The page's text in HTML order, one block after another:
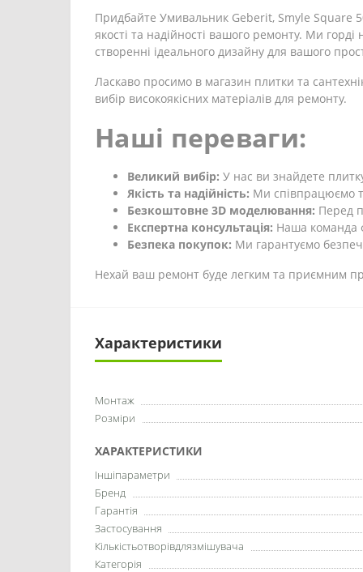
Придбайте Умивальник Geberit, Smyle Square
якості та надійності вашого ремонту. Ми
створенні ідеального дизайну для вашого
Ласкаво просимо в магазин плитки та
вибір високоякісних матеріалів для ремонту.
Наші переваги:
Великий вибір: У нас ви знайдете
Якість та надійність: Ми співпрацюємо
Безкоштовне 3D моделювання: Перед
Експертна консультація: Наша команда
Безпека покупок: Ми гарантуємо
Нехай ваш ремонт буде легким та приємним
Характеристики
Монтаж
Розміри
ХАРАКТЕРИСТИКИ
Іншіпараметри
Бренд
Гарантія
Застосування
Кількістьотворівдлязмішувача
Категорія